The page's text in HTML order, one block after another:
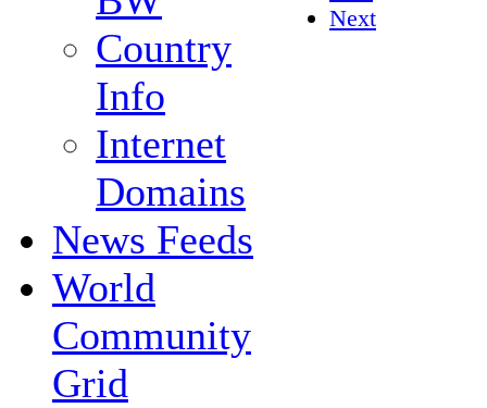
Country
Info
Internet
Domains
News Feeds
World
Community
Grid
Next